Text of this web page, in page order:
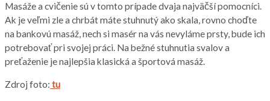
Masáže a cvičenie sú v tomto prípade dvaja najväčší pomocníci.
Ak je veľmi zle a chrbát máte stuhnutý ako skala, rovno choďte
na bankovú masáž, nech si masér na vás nevyláme prsty, bude ich
potrebovať pri svojej práci. Na bežné stuhnutia svalov a
preťaženie je najlepšia klasická a športová masáž.
Zdroj foto: tu